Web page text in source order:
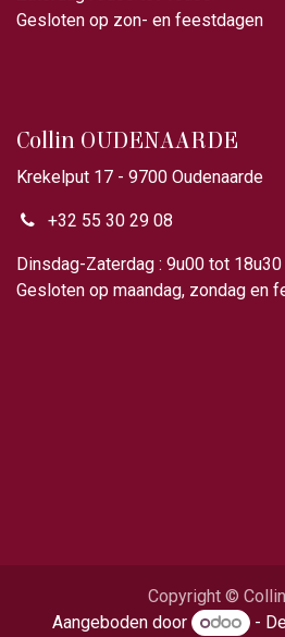
Gesloten op zon- en feestdagen
Collin OUDENAARDE
Krekelput 17 - 9700 Oudenaarde
+32 55 30 29 08
Dinsdag-Zaterdag : 9u00 tot 18u30
Gesloten op maandag, zondag en
Copyright ©
Aangeboden door
-